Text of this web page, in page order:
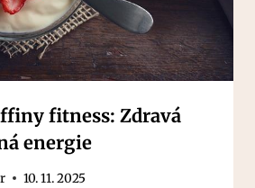
fitness: Zdravá
energie
10. 11. 2025